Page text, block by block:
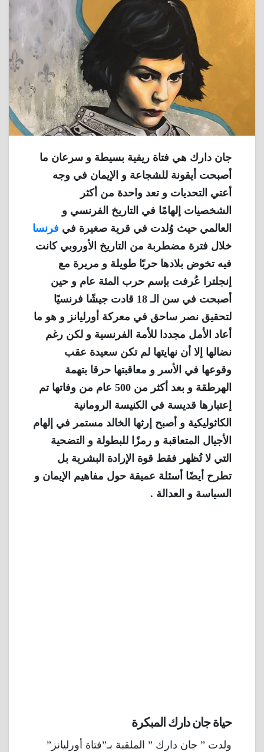
جان دارك هي فتاة ريفية بسيطة و سرعان ما
أصبحت أيقونة للشجاعة و الإيمان في وجه
أعتي التحديات و تعد واحدة من أكثر
الشخصيات إلهامًا في التاريخ الفرنسي و
العالمي حيث وُلدت في قرية صغيرة في فرنسا
خلال فترة مضطربة من التاريخ الأوروبي كانت
فيه تخوض بلادها حربًا طويلة و مريرة مع
إنجلترا عُرفت بإسم حرب المئة عام و حين
أصبحت في سن الـ 18 قادت جيشًا فرنسيًا
لتحقيق نصر ساحق في معركة أورليانز و هو ما
أعاد الأمل مجددا للأمة الفرنسية و لكن رغم
نضالها إلا أن نهايتها لم تكن سعيدة عقب
وقوعها في الأسر و معاقبتها حرقا بتهمة
الهرطقة و بعد أكثر من 500 عام من وفاتها تم
إعتبارها قديسة في الكنيسة الرومانية
الكاثوليكية و أصبح إرثها الخالد مستمر في إلهام
الأجيال المتعاقبة و رمزًا للبطولة و التضحية
التي لا تُظهر فقط قوة الإرادة البشرية بل
تطرح أيضًا أسئلة عميقة حول مفاهيم الإيمان و
السياسة و العدالة .
حياة جان دارك المبكرة
ولدت ” جان دارك ” الملقبة بـ”فتاة أورليانز”